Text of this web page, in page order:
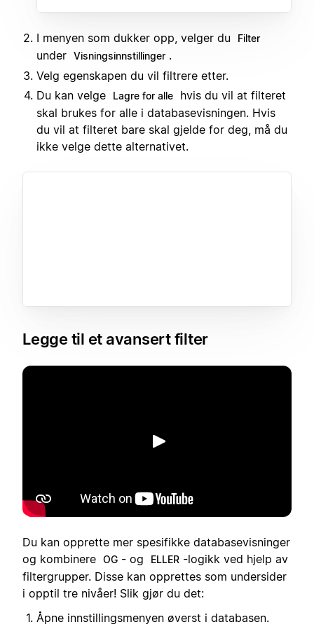
I menyen som dukker opp, velger du Filter
under Visningsinnstillinger .
Velg egenskapen du vil filtrere etter.
Du kan velge
Lagre for alle
hvis du vil at filteret
skal brukes for alle i databasevisningen. Hvis
du vil at filteret bare skal gjelde for deg, må du
ikke velge dette alternativet.
Legge til et avansert filter
Spill av
Du kan opprette mer spesifikke databasevisninger
og kombinere OG - og ELLER -logikk ved hjelp av
filtergrupper. Disse kan opprettes som undersider
i opptil tre nivåer! Slik gjør du det:
Åpne innstillingsmenyen øverst i databasen.